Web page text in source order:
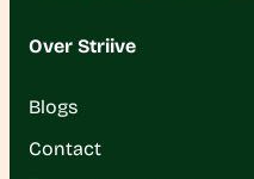
Over Striive
Blogs
Contact